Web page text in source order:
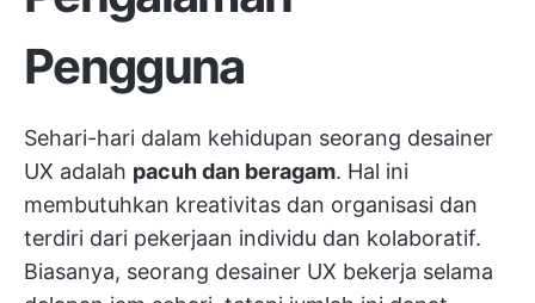
Pengguna
Sehari-hari dalam kehidupan seorang desainer
UX adalah pacuh dan beragam. Hal ini
membutuhkan kreativitas dan organisasi dan
terdiri dari pekerjaan individu dan kolaboratif.
Biasanya, seorang desainer UX bekerja selama